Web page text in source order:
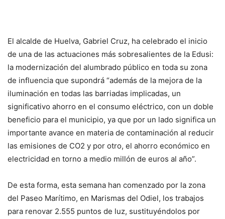
El alcalde de Huelva, Gabriel Cruz, ha celebrado el inicio
de una de las actuaciones más sobresalientes de la Edusi:
la modernización del alumbrado público en toda su zona
de influencia que supondrá “además de la mejora de la
iluminación en todas las barriadas implicadas, un
significativo ahorro en el consumo eléctrico, con un doble
beneficio para el municipio, ya que por un lado significa un
importante avance en materia de contaminación al reducir
las emisiones de CO2 y por otro, el ahorro económico en
electricidad en torno a medio millón de euros al año”.
De esta forma, esta semana han comenzado por la zona
del Paseo Marítimo, en Marismas del Odiel, los trabajos
para renovar 2.555 puntos de luz, sustituyéndolos por